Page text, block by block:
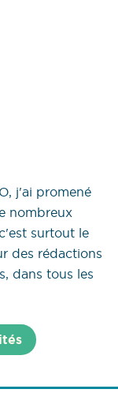
j'ai promené
nombreux
surtout le
des rédactions
dans tous les